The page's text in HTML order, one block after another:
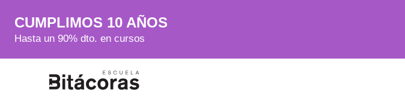
CUMPLIMOS 10 AÑOS
Hasta un 90% dto. en cursos